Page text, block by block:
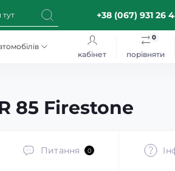
+38 (067) 931 26
кабінет
порівняти
0
85 Firestone
Питання 0